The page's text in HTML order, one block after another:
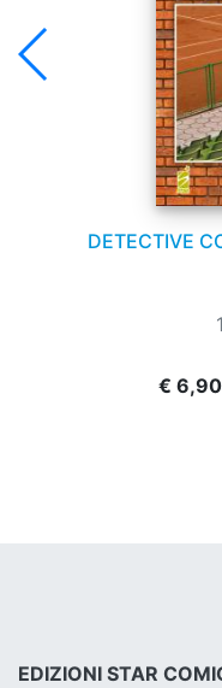
DETECTIVE
€ 6,90
EDIZIONI STAR